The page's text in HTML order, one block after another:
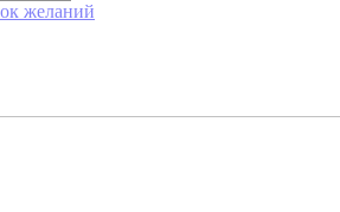
желаний